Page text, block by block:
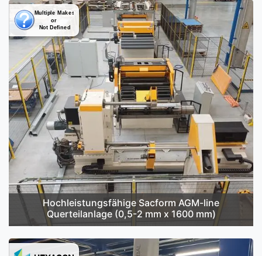
Hochleistungsfähige Sacform AGM-line
Querteilanlage (0,5-2 mm x 1600 mm)